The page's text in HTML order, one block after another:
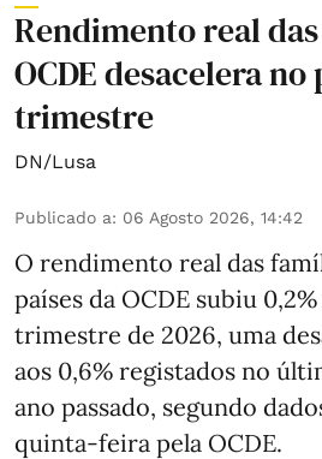
Rendimento real
OCDE desacelera
trimestre
DN/Lusa
Publicado a: 06 Agosto 2026, 14:42
O rendimento real das
países da OCDE subiu
trimestre de 2026, uma
aos 0,6% registados no
ano passado, segundo
quinta-feira pela OCDE.